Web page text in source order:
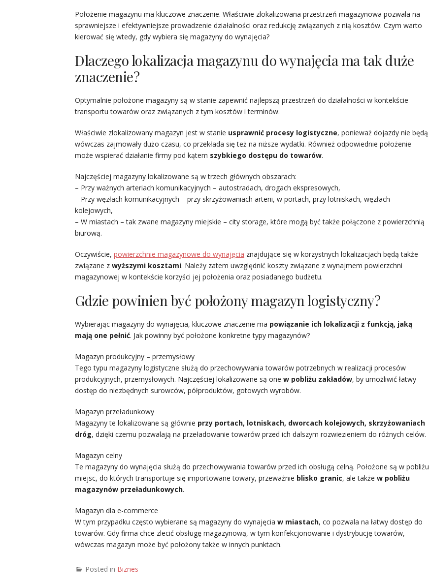
Położenie magazynu ma kluczowe znaczenie. Właściwie zlokalizowana przestrzeń magazynowa pozwala na
sprawniejsze i efektywniejsze prowadzenie działalności oraz redukcję związanych z nią kosztów. Czym warto
kierować się wtedy, gdy wybiera się magazyny do wynajęcia?
Dlaczego lokalizacja magazynu do wynajęcia ma tak duże
znaczenie?
Optymalnie położone magazyny są w stanie zapewnić najlepszą przestrzeń do działalności w kontekście
transportu towarów oraz związanych z tym kosztów i terminów.
Właściwie zlokalizowany magazyn jest w stanie usprawnić procesy logistyczne, ponieważ dojazdy nie będą
wówczas zajmowały dużo czasu, co przekłada się też na niższe wydatki. Również odpowiednie położenie
może wspierać działanie firmy pod kątem szybkiego dostępu do towarów.
Najczęściej magazyny lokalizowane są w trzech głównych obszarach:
– Przy ważnych arteriach komunikacyjnych – autostradach, drogach ekspresowych,
– Przy węzłach komunikacyjnych – przy skrzyżowaniach arterii, w portach, przy lotniskach, węzłach
kolejowych,
– W miastach – tak zwane magazyny miejskie – city storage, które mogą być także połączone z powierzchnią
biurową.
Oczywiście, powierzchnie magazynowe do wynajęcia znajdujące się w korzystnych lokalizacjach będą także
związane z wyższymi kosztami. Należy zatem uwzględnić koszty związane z wynajmem powierzchni
magazynowej w kontekście korzyści jej położenia oraz posiadanego budżetu.
Gdzie powinien być położony magazyn logistyczny?
Wybierając magazyny do wynajęcia, kluczowe znaczenie ma powiązanie ich lokalizacji z funkcją, jaką
mają one pełnić. Jak powinny być położone konkretne typy magazynów?
Magazyn produkcyjny – przemysłowy
Tego typu magazyny logistyczne służą do przechowywania towarów potrzebnych w realizacji procesów
produkcyjnych, przemysłowych. Najczęściej lokalizowane są one w pobliżu zakładów, by umożliwić łatwy
dostęp do niezbędnych surowców, półproduktów, gotowych wyrobów.
Magazyn przeładunkowy
Magazyny te lokalizowane są głównie przy portach, lotniskach, dworcach kolejowych, skrzyżowaniach
dróg, dzięki czemu pozwalają na przeładowanie towarów przed ich dalszym rozwiezieniem do różnych celów.
Magazyn celny
Te magazyny do wynajęcia służą do przechowywania towarów przed ich obsługą celną. Położone są w pobliżu
miejsc, do których transportuje się importowane towary, przeważnie blisko granic, ale także w pobliżu
magazynów przeładunkowych.
Magazyn dla e-commerce
W tym przypadku często wybierane są magazyny do wynajęcia w miastach, co pozwala na łatwy dostęp do
towarów. Gdy firma chce zlecić obsługę magazynową, w tym konfekcjonowanie i dystrybucję towarów,
wówczas magazyn może być położony także w innych punktach.
Posted in Biznes